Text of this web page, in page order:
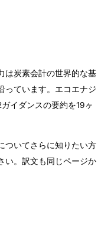
は炭素会計の世界的な基
っています。エコエナジ
イダンスの要約を19ヶ
ついてさらに知りたい方
い。訳文も同じページか